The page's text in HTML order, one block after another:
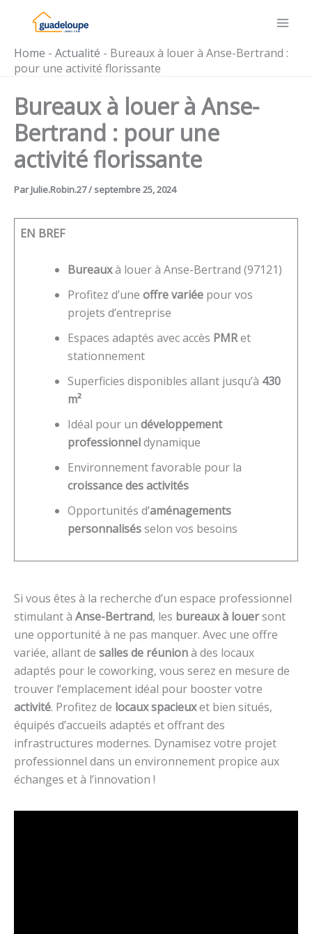
Home - Actualité - Bureaux à louer à Anse-Bertrand :
pour une activité florissante
Bureaux à louer à Anse-
Bertrand : pour une
activité florissante
ParJulie.Robin.27/ septembre 25, 2024
EN BREF
Bureauxà louer à Anse-Bertrand (97121)
Profitez d’une offre variée pour vos
projets d’entreprise
Espaces adaptés avec accès PMRet
stationnement
Superficies disponibles allant jusqu’à 430
m²
Idéal pour un développement
professionneldynamique
Environnement favorable pour la
croissance des activités
Opportunités d’aménagements
personnalisésselon vos besoins
Si vous êtes à la recherche d’un espace professionnel
stimulant à Anse-Bertrand, les bureaux à louersont
une opportunité à ne pas manquer. Avec une offre
variée, allant de salles de réunionà des locaux
adaptés pour le coworking, vous serez en mesure de
trouver l’emplacement idéal pour booster votre
activité. Profitez de locaux spacieuxet bien situés,
équipés d’accueils adaptés et offrant des
infrastructures modernes. Dynamisez votre projet
professionnel dans un environnement propice aux
échanges et à l’innovation !